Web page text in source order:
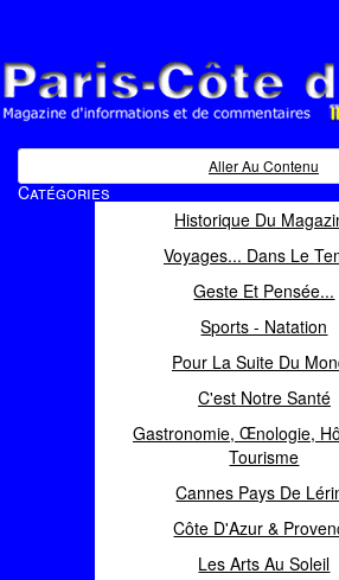
Magazine d'informations et deAller Au Contenu
Catégories
Historique Du
Voyages... Dans Le
Geste Et Pensée...
Sports - Natation
Pour La Suite Du
C'est Notre Santé
Gastronomie, Œnologie,
Tourisme
Cannes Pays De
Côte D'Azur &
Les Arts Au Soleil